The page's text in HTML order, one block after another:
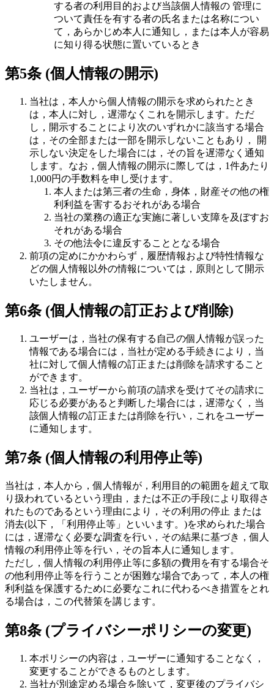
する者の利用目的および当該個人情報の 管理に
ついて責任を有する者の氏名または名称につい
て，あらかじめ本人に通知し，または本人が容易
に知り得る状態に置いているとき
第5条 (個人情報の開示)
当社は，本人から個人情報の開示を求められたとき
は，本人に対し，遅滞なくこれを開示します。ただ
し，開示することにより次のいずれかに該当する場合
は，その全部または一部を開示しないこともあり， 開
示しない決定をした場合には，その旨を遅滞なく通知
します。なお，個人情報の開示に際しては，1件あたり
1,000円の手数料を申し受けます。
本人または第三者の生命，身体，財産その他の権
利利益を害するおそれがある場合
当社の業務の適正な実施に著しい支障を及ぼすお
それがある場合
その他法令に違反することとなる場合
前項の定めにかかわらず，履歴情報および特性情報な
どの個人情報以外の情報については，原則として開示
いたしません。
第6条 (個人情報の訂正および削除)
ユーザーは，当社の保有する自己の個人情報が誤った
情報である場合には，当社が定める手続きにより，当
社に対して個人情報の訂正または削除を請求すること
ができます。
当社は，ユーザーから前項の請求を受けてその請求に
応じる必要があると判断した場合には，遅滞なく，当
該個人情報の訂正または削除を行い，これをユーザー
に通知します。
第7条 (個人情報の利用停止等)
当社は，本人から，個人情報が，利用目的の範囲を超えて取
り扱われているという理由，または不正の手段により取得さ
れたものであるという理由により，その利用の停止 または
消去(以下，「利用停止等」といいます。)を求められた場合
には，遅滞なく必要な調査を行い，その結果に基づき，個人
情報の利用停止等を行い，その旨本人に通知します。
ただし，個人情報の利用停止等に多額の費用を有する場合そ
の他利用停止等を行うことが困難な場合であって，本人の権
利利益を保護するために必要なこれに代わるべき措置をとれ
る場合は，この代替策を講じます。
第8条 (プライバシーポリシーの変更)
本ポリシーの内容は，ユーザーに通知することなく，
変更することができるものとします。
当社が別途定める場合を除いて，変更後のプライバシ